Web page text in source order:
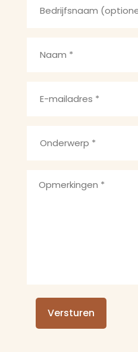
mailadres